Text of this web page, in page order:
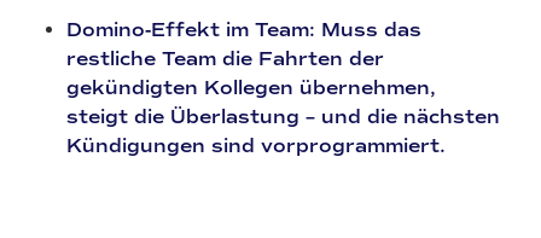
Domino-Effekt im Team: Muss das
restliche Team die Fahrten der
gekündigten Kollegen übernehmen,
steigt die Überlastung – und die nächsten
Kündigungen sind vorprogrammiert.